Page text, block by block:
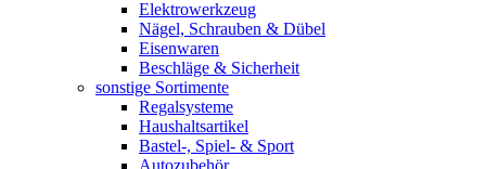
Elektrowerkzeug
Nägel, Schrauben & Dübel
Eisenwaren
Beschläge & Sicherheit
sonstige Sortimente
Regalsysteme
Haushaltsartikel
Bastel-, Spiel- & Sport
Autozubehör